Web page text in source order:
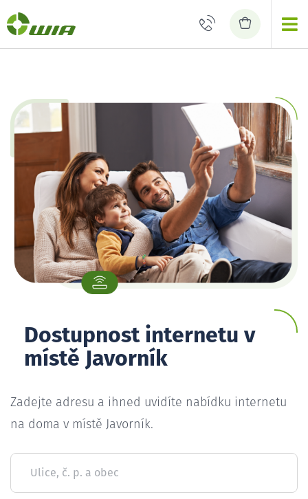
Dostupnost internetu v
místě Javorník
Zadejte adresu a ihned uvidíte nabídku internetu
na doma v místě Javorník.
Ulice, č. p. a obec